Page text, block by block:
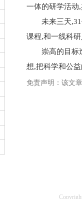
一体的研学活动
未来三天
课程,和一线科
崇高的目标
想,把科学和公
免责声明：该文